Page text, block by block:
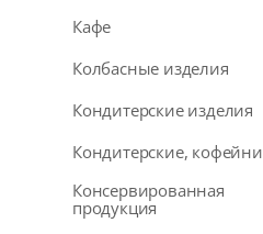
Кафе
Колбасные изделия
Кондитерские изделия
Кондитерские, кофейни
Консервированная
продукция